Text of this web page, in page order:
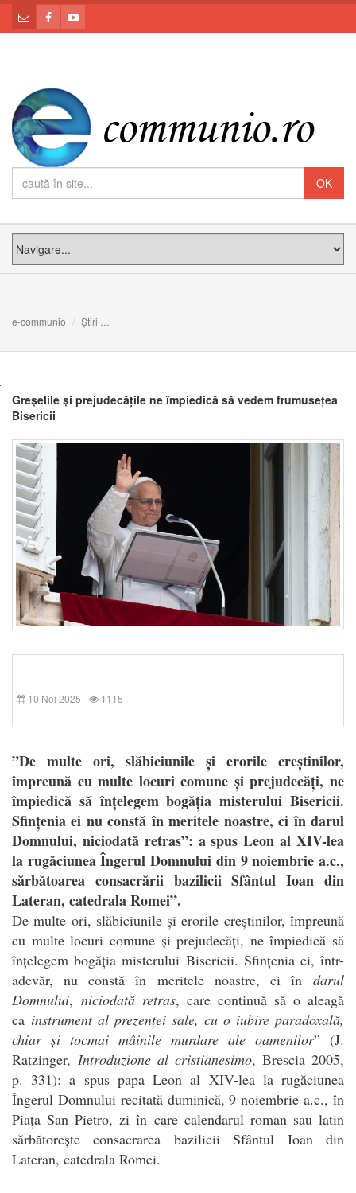
e-communio Știri
Greșelile și prejudecățile ne împiedică să vedem frumusețea
Bisericii
10 Noi 2025 1115
”De multe ori, slăbiciunile și erorile creștinilor,
împreună cu multe locuri comune și prejudecăți, ne
împiedică să înțelegem bogăția misterului Bisericii.
Sfințenia ei nu constă în meritele noastre, ci în darul
Domnului, niciodată retras”: a spus Leon al XIV-lea
la rugăciunea Îngerul Domnului din 9 noiembrie a.c.,
sărbătoarea consacrării bazilicii Sfântul Ioan din
Lateran, catedrala Romei”.
De multe ori, slăbiciunile și erorile creștinilor, împreună
cu multe locuri comune și prejudecăți, ne împiedică să
înțelegem bogăția misterului Bisericii. Sfințenia ei, într-
adevăr, nu constă în meritele noastre, ci în darul
Domnului, niciodată retras, care continuă să o aleagă
ca instrument al prezenței sale, cu o iubire paradoxală,
chiar și tocmai mâinile murdare ale oamenilor” (J.
Ratzinger, Introduzione al cristianesimo, Brescia 2005,
p. 331): a spus papa Leon al XIV-lea la rugăciunea
Îngerul Domnului recitată duminică, 9 noiembrie a.c., în
Piața San Pietro, zi în care calendarul roman sau latin
sărbătorește consacrarea bazilicii Sfântul Ioan din
Lateran, catedrala Romei.